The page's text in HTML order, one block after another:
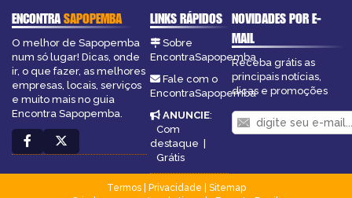
ENCONTRASAPOPEMBA
O melhor de Sapopemba
num só lugar! Dicas, onde
ir, o que fazer, as melhores
empresas, locais, serviços
e muito mais no guia
Encontra Sapopemba.
LINKS RÁPIDOS
Sobre
EncontraSapopemba
Fale com o
EncontraSapopemba
ANUNCIE:
Com
destaque |
Grátis
NOVIDADES POR E-
MAIL
Receba grátis as
principais notícias,
dicas e promoções
Termos| Privacidade
Sitemap